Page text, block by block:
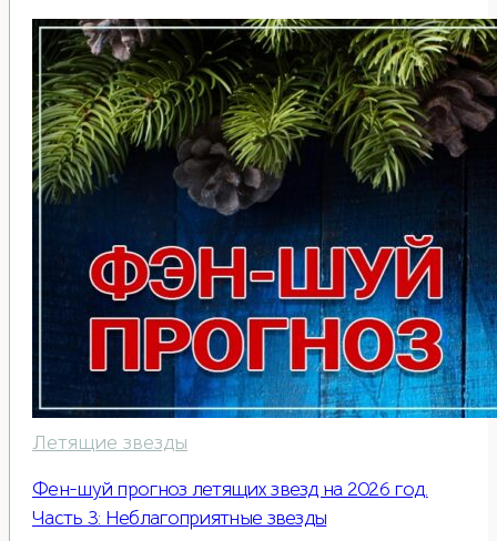
Летящие звезды
Фен-шуй прогноз летящих звезд на 2026 год.
Часть 3: Неблагоприятные звезды